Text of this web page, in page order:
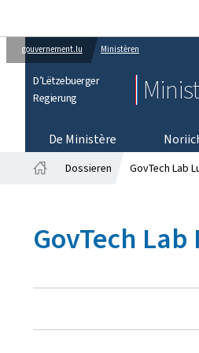
gouvernement.lu Ministèren
D’Lëtzebuerger
Regierung
De Ministère
Dossieren GovTech Lab
GovTech